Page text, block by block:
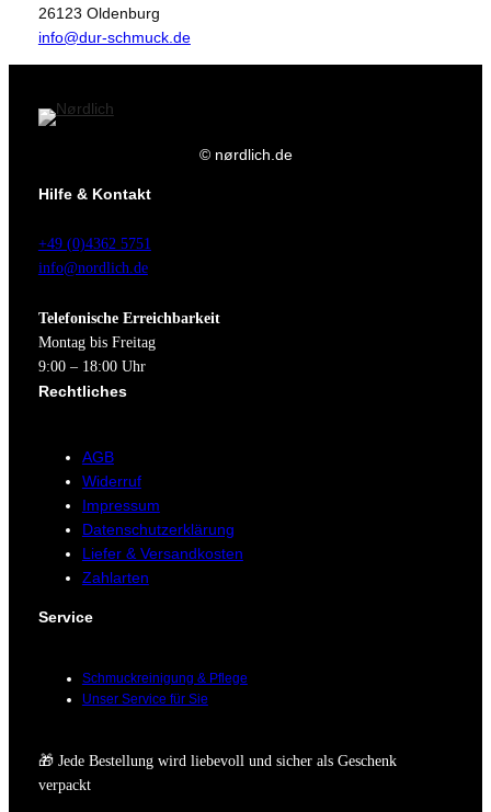
26123 Oldenburg
info@dur-schmuck.de
© nørdlich.de
Hilfe & Kontakt
+49 (0)4362 5751
info@nordlich.de
Telefonische Erreichbarkeit
Montag bis Freitag
9:00 – 18:00 Uhr
Rechtliches
AGB
Widerruf
Impressum
Datenschutzerklärung
Liefer & Versandkosten
Zahlarten
Service
Schmuckreinigung & Pflege
Unser Service für Sie
🎁 Jede Bestellung wird liebevoll und sicher als Geschenk
verpackt